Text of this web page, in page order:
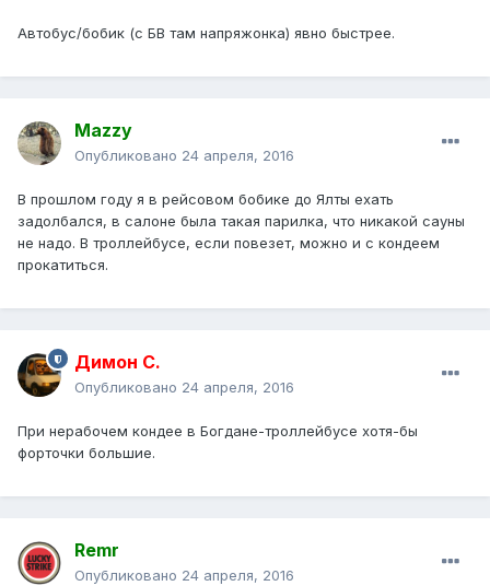
Автобус/бобик (с БВ там напряжонка) явно быстрее.
Mazzy
Опубликовано 24 апреля, 2016
В прошлом году я в рейсовом бобике до Ялты ехать
задолбался, в салоне была такая парилка, что никакой сауны
не надо. В троллейбусе, если повезет, можно и с кондеем
прокатиться.
Димон С.
Опубликовано 24 апреля, 2016
При нерабочем кондее в Богдане-троллейбусе хотя-бы
форточки большие.
Remr
Опубликовано 24 апреля, 2016